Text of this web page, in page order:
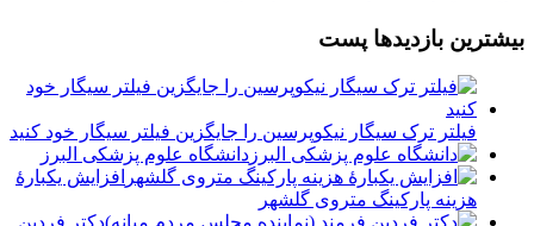
بیشترین بازدیدها پست
فیلتر ترک سیگار نیکوپرسین را جایگزین فیلتر سیگار خود کنید
دانشگاه علوم پزشکی البرز
افزایش یکبارۀ
هزینه پارکینگ متروی گلشهر
دكتر فردين